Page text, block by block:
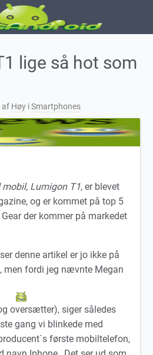
lige så hot som
af Høy iSmartphones
mobil, Lumigon T1, er blevet
og er kommet på top 5
der kommer på markedet
denne artikel er jo ikke på
, men fordi jeg nævnte Megan
oversætter), siger således
gang vi blinkede med
første mobiltelefon,